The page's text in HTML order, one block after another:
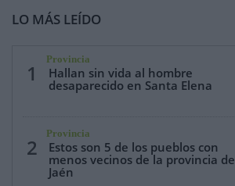
LO MÁS LEÍDO
1
Provincia
Hallan sin vida al hombre
desaparecido en Santa Elena
2
Provincia
Estos son 5 de los pueblos con
menos vecinos de la provincia de
Jaén